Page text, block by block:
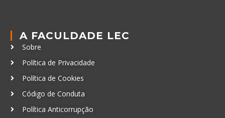
A FACULDADE LEC
Sobre
Política de Privacidade
Política de Cookies
Código de Conduta
Política Anticorrupção